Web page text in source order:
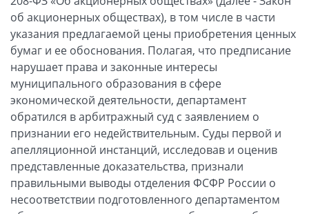
об акционерных обществах), в том числе в части
указания предлагаемой цены приобретения ценных
бумаг и ее обоснования. Полагая, что предписание
нарушает права и законные интересы
муниципального образования в сфере
экономической деятельности, департамент
обратился в арбитражный суд с заявлением о
признании его недействительным. Суды первой и
апелляционной инстанций, исследовав и оценив
представленные доказательства, признали
правильными выводы отделения ФСФР России о
несоответствии подготовленного департаментом